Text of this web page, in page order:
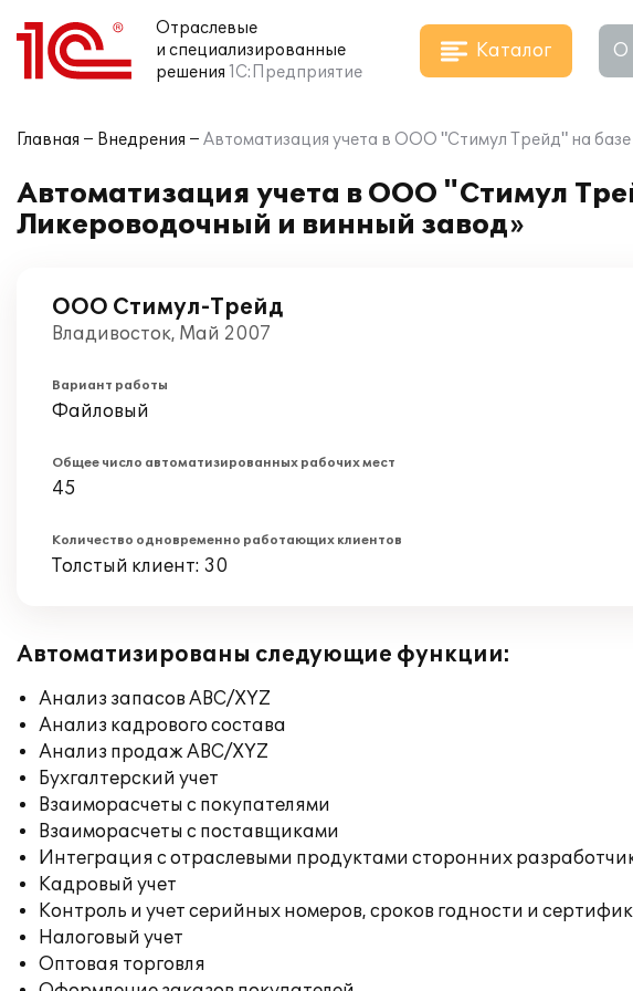
Отраслевые
и специализированные
решения 1С:Предприятие
Каталог О
Главная Внедрения Автоматизация учета в ООО "Стимул Трейд" на
Автоматизация учета в ООО "Стимул
Ликероводочный и винный завод»
ООО Стимул-Трейд
Владивосток, Май 2007
Вариант работы
Файловый
Общее число автоматизированных рабочих мест
45
Количество одновременно работающих клиентов
Толстый клиент: 30
Автоматизированы следующие функции:
Анализ запасов ABC/XYZ
Анализ кадрового состава
Анализ продаж ABC/XYZ
Бухгалтерский учет
Взаиморасчеты с покупателями
Взаиморасчеты с поставщиками
Интеграция с отраслевыми продуктами сторонних
Кадровый учет
Контроль и учет серийных номеров, сроков годности и
Налоговый учет
Оптовая торговля